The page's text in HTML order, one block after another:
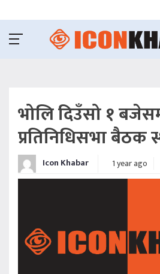
भोलि दिउँसो १
प्रतिनिधिसभा बैठक
Icon Khabar 1 year ago